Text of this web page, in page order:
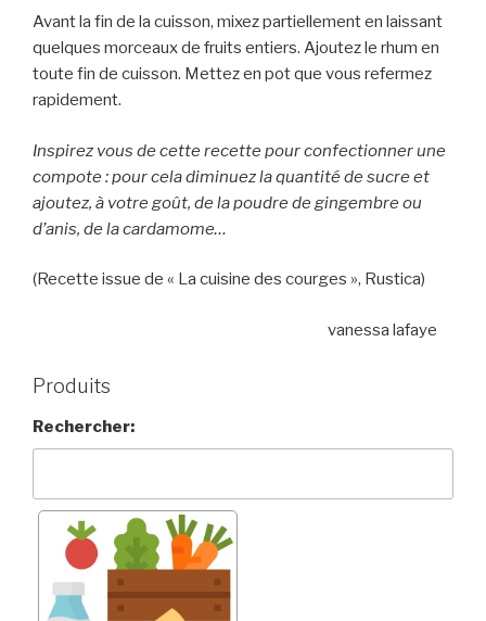
Avant la fin de la cuisson, mixez partiellement en laissant
quelques morceaux de fruits entiers. Ajoutez le rhum en
toute fin de cuisson. Mettez en pot que vous refermez
rapidement.
Inspirez vous de cette recette pour confectionner une
compote : pour cela diminuez la quantité de sucre et
ajoutez, à votre goût, de la poudre de gingembre ou
d’anis, de la cardamome…
(Recette issue de « La cuisine des courges », Rustica)
vanessa lafaye
Produits
Rechercher: